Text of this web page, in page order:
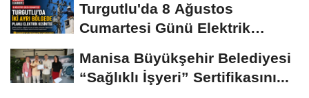
Turgutlu'da 8 Ağustos
Cumartesi Günü Elektrik
Manisa Büyükşehir Belediyesi
“Sağlıklı İşyeri” Sertifikasını...